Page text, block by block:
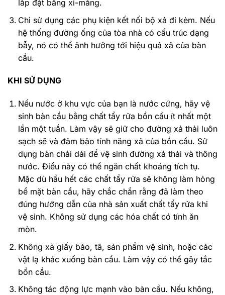
lắp đặt bằng xi-măng.
Chỉ sử dụng các phụ kiện kết nối bộ xả đi kèm. Nếu
hệ thống đường ống của tòa nhà có cấu trúc dạng
bẫy, nó có thể ảnh hưởng tới hiệu quả xả của bàn
cầu.
KHI SỬ DỤNG
Nếu nước ở khu vực của bạn là nước cứng, hãy vệ
sinh bàn cầu bằng chất tẩy rửa bồn cầu ít nhất một
lần một tuần. Làm vậy sẽ giữ cho đường xả thải luôn
sạch sẽ và đảm bảo tính năng xả của bồn cầu. Sử
dụng bàn chải dài để vệ sinh đường xả thải và thông
nước. Điều này có thể ngăn chất khoáng tích tụ.
Mặc dù hầu hết các chất tẩy rửa sẽ không làm hỏng
bề mặt bàn cầu, hãy chắc chắn rằng đã làm theo
đúng hướng dẫn của nhà sản xuất chất tẩy rửa khi
vệ sinh. Không sử dụng các hóa chất có tính ăn
mòn.
Không xả giấy báo, tã, sản phẩm vệ sinh, hoặc các
vật lạ khác xuống bàn cầu. Làm vậy có thể gây tắc
bồn cầu.
Không tác động lực mạnh vào bàn cầu. Nếu không,